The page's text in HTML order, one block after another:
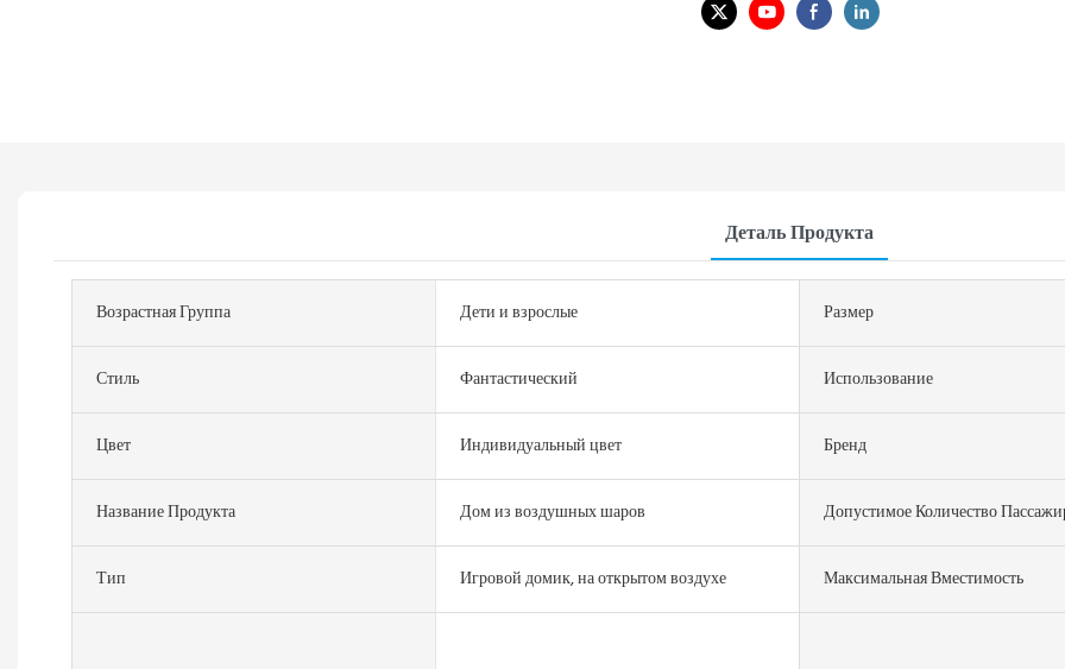
Деталь Продукта
Возрастная Группа Дети и взрослые Размер
Стиль Фантастический Использование
Цвет Индивидуальный цвет Бренд
Название Продукта Дом из воздушных шаров Допустимое Количество
Тип Игровой домик, на открытом воздухе Максимальная Вместимость